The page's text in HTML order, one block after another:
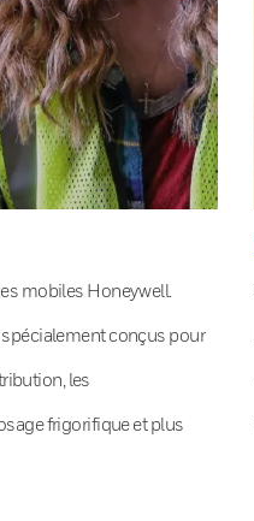
mobiles Honeywell.
conçus pour
les
frigorifique et plus